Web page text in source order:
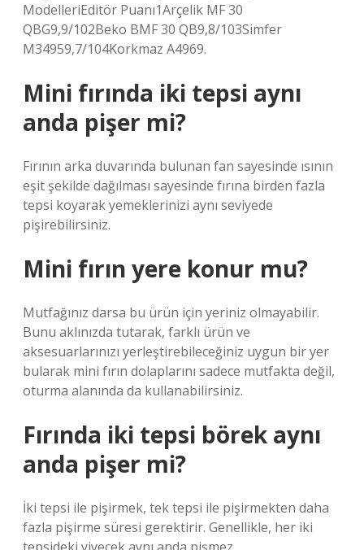
ModelleriEditör Puanı1Arçelik MF 30
QBG9,9/102Beko BMF 30 QB9,8/103Simfer
M34959,7/104Korkmaz A4969.
Mini fırında iki tepsi aynı
anda pişer mi?
Fırının arka duvarında bulunan fan sayesinde ısının
eşit şekilde dağılması sayesinde fırına birden fazla
tepsi koyarak yemeklerinizi aynı seviyede
pişirebilirsiniz.
Mini fırın yere konur mu?
Mutfağınız darsa bu ürün için yeriniz olmayabilir.
Bunu aklınızda tutarak, farklı ürün ve
aksesuarlarınızı yerleştirebileceğiniz uygun bir yer
bularak mini fırın dolaplarını sadece mutfakta değil,
oturma alanında da kullanabilirsiniz.
Fırında iki tepsi börek aynı
anda pişer mi?
İki tepsi ile pişirmek, tek tepsi ile pişirmekten daha
fazla pişirme süresi gerektirir. Genellikle, her iki